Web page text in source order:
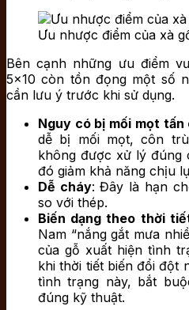
Ưu nhược điểm của xà
Bên cạnh những ưu điểm
5×10 còn tồn đọng một số
cần lưu ý trước khi sử dụng.
Nguy có bị mối mọt tấn
dễ bị mối mọt, côn
không được xử lý đúng
đó giảm khả năng chịu
Dễ cháy: Đây là hạn
so với thép.
Biến dạng theo thời
Nam “nắng gắt mưa
của gỗ xuất hiện tình
khi thời tiết biến đổi đột
tình trạng này, bắt
đúng kỹ thuật.